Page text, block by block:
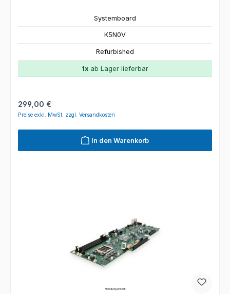
Systemboard
K5N0V
Refurbished
1x ab Lager lieferbar
Regulärer Preis:
299,00 €
Preise exkl. MwSt. zzgl. Versandkosten
In den Warenkorb